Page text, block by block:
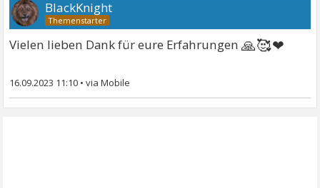
BlackKnight
Vielen lieben Dank für eure Erfahrungen🙏🥰❤
16.09.2023 11:10 •